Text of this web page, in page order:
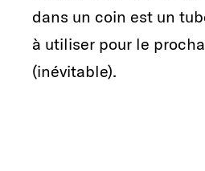
dans un coin est un
à utiliser pour le
(inévitable).